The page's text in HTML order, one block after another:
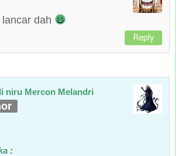
dah
Reply
niru Mercon Melandri
: